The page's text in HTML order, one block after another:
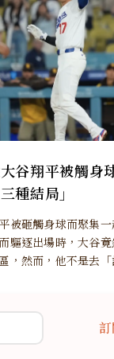
谷翔平被觸身
種結局」
被砸觸身球而聚集
驅逐出場時，大谷
，然而，他不是去